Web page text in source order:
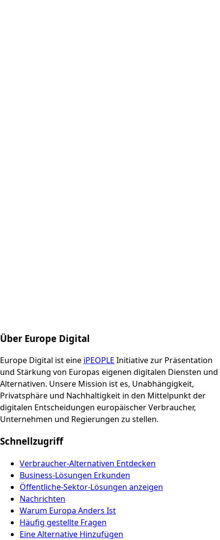
Über Europe Digital
Europe Digital ist eine iPEOPLE Initiative zur Präsentation
und Stärkung von Europas eigenen digitalen Diensten und
Alternativen. Unsere Mission ist es, Unabhängigkeit,
Privatsphäre und Nachhaltigkeit in den Mittelpunkt der
digitalen Entscheidungen europäischer Verbraucher,
Unternehmen und Regierungen zu stellen.
Schnellzugriff
Verbraucher-Alternativen Entdecken
Business-Lösungen Erkunden
Öffentliche-Sektor-Lösungen anzeigen
Nachrichten
Warum Europa Anders Ist
Häufig gestellte Fragen
Eine Alternative Hinzufügen